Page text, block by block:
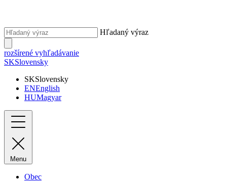
Hľadaný výraz
rozšírené vyhľadávanie
SKSlovensky
SKSlovensky
ENEnglish
HUMagyar
Menu
Obec